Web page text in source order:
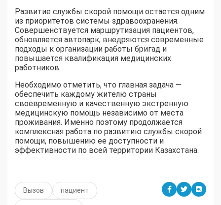
Развитие службы скорой помощи остается одним
из приоритетов системы здравоохранения.
Совершенствуется маршрутизация пациентов,
обновляется автопарк, внедряются современные
подходы к организации работы бригад и
повышается квалификация медицинских
работников.
Необходимо отметить, что главная задача —
обеспечить каждому жителю страны
своевременную и качественную экстренную
медицинскую помощь независимо от места
проживания. Именно поэтому продолжается
комплексная работа по развитию службы скорой
помощи, повышению ее доступности и
эффективности по всей территории Казахстана.
Вызов пациент